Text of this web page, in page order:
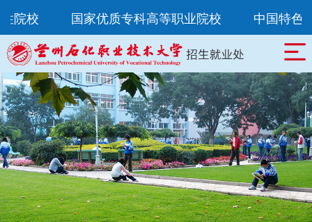
院校 国家优质专科高等职业院校 中国特色